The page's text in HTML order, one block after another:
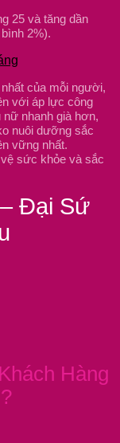
25 và tăng dần
2%).
của mỗi người,
với áp lực công
nhanh già hơn,
nuôi dưỡng sắc
vững nhất.
sức khỏe và sắc
Đại Sứ
Hàng